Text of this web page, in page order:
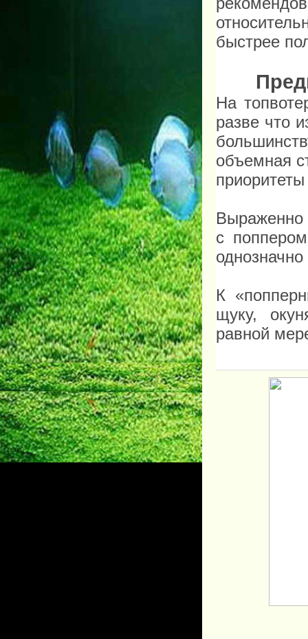
быстрее
На
разве что
объемная
Выраженно
с
К
щуку,
равной